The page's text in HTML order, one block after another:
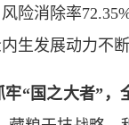
险消除率
生发展动力不
“国之大者”，